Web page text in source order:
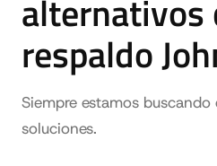
alternativos
respaldo
Siempre estamos
soluciones.